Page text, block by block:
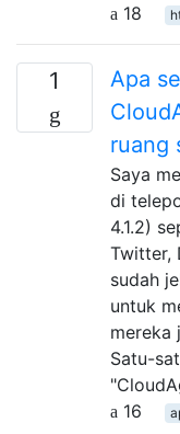
18
1
Apa
ruang
Saya
di
4.1.2)
Twitter,
sudah
untuk
mereka
Satu-
16